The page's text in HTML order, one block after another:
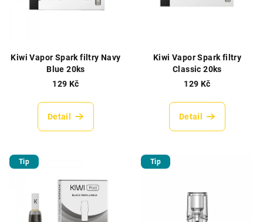
Kiwi Vapor Spark filtry Navy
Blue 20ks
129 Kč
Detail
Kiwi Vapor Spark filtry
Classic 20ks
129 Kč
Detail
Tip Tip